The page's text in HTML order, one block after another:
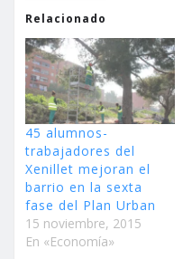
Relacionado
45 alumnos-
trabajadores del
Xenillet mejoran el
barrio en la sexta
fase del Plan Urban
15 noviembre, 2015
En «Economía»